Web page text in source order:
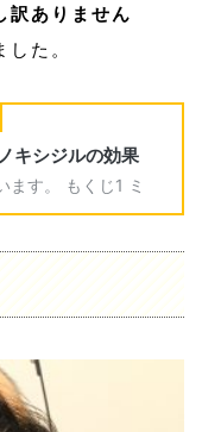
訳ありません
た。